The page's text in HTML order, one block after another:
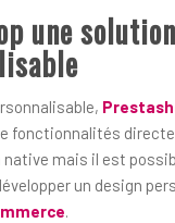
une
fonctionnalités
mais il est
un design
.